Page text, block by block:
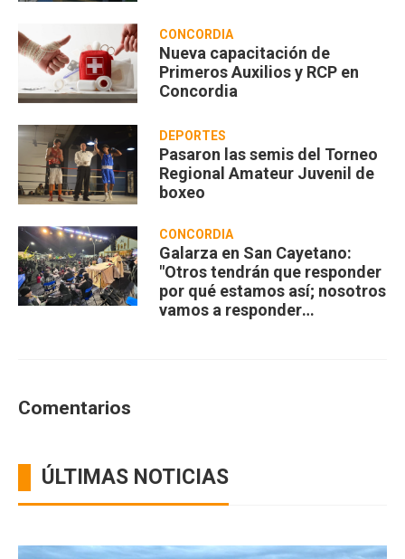
CONCORDIA
Nueva capacitación de
Primeros Auxilios y RCP en
Concordia
DEPORTES
Pasaron las semis del Torneo
Regional Amateur Juvenil de
boxeo
CONCORDIA
Galarza en San Cayetano:
"Otros tendrán que responder
por qué estamos así; nosotros
vamos a responder
Comentarios
ÚLTIMAS NOTICIAS